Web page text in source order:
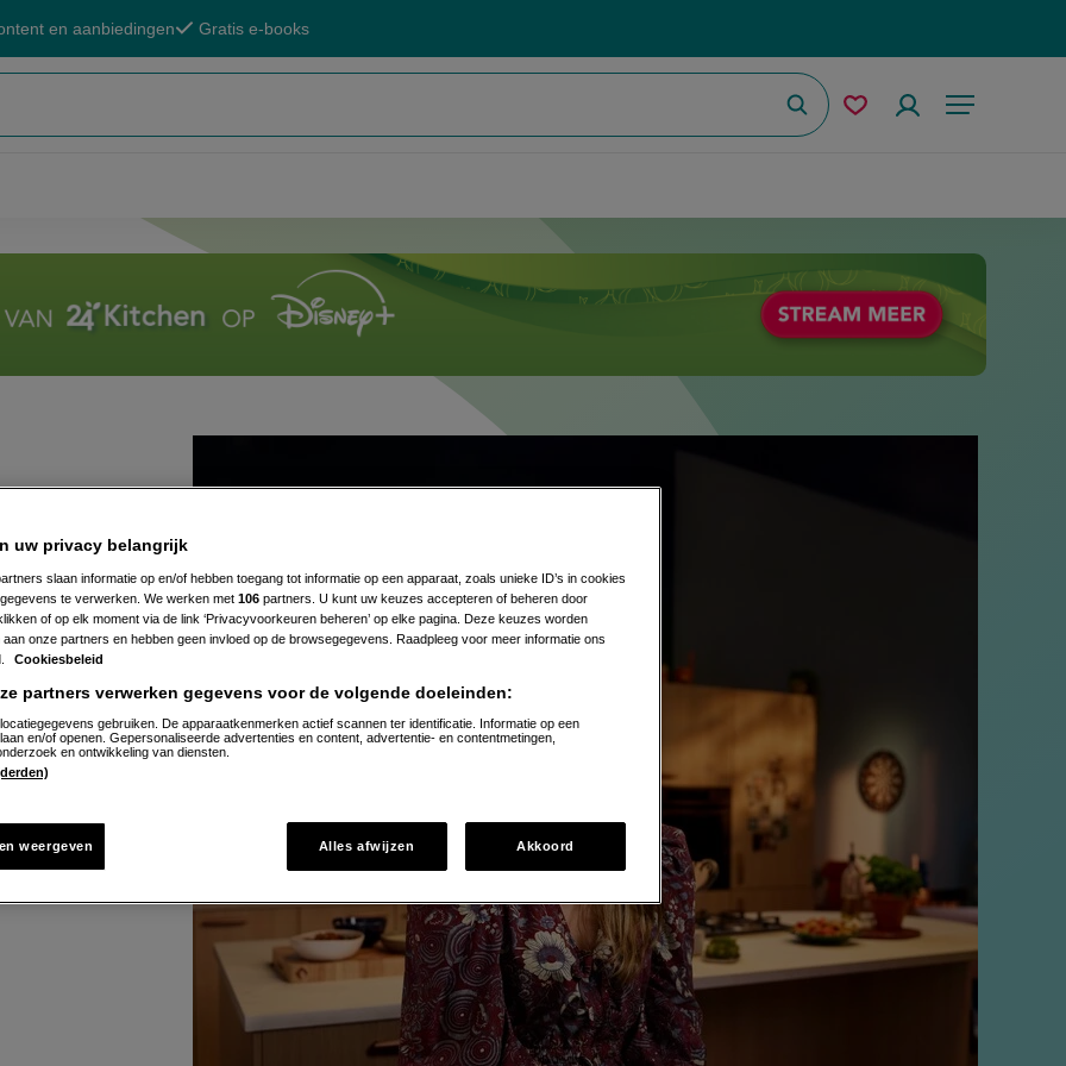
en aanbiedingen Gratis e-books
Menu
ZoekenMijn
Accountmenu
Mediterraans
gekonfijte tomaat
uw privacy belangrijk
slaan informatie op en/of hebben toegang tot informatie op een apparaat, zoals unieke ID’s in cookies
te verwerken. We werken met 106 partners. U kunt uw keuzes accepteren of beheren door
of op elk moment via de link ‘Privacyvoorkeuren beheren’ op elke pagina. Deze keuzes worden
onze partners en hebben geen invloed op de browsegegevens. Raadpleeg voor meer informatie ons
Cookiesbeleid
partners verwerken gegevens voor de volgende doeleinden:
gebruiken. De apparaatkenmerken actief scannen ter identificatie. Informatie op een
en/of openen. Gepersonaliseerde advertenties en content, advertentie- en contentmetingen,
en ontwikkeling van diensten.
weergeven Alles afwijzen Akkoord